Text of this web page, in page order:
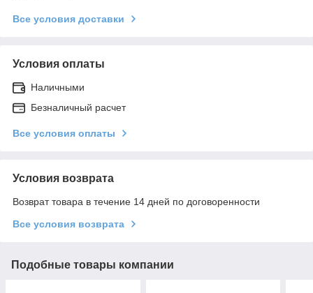
Все условия доставки
Условия оплаты
Наличными
Безналичный расчет
Все условия оплаты
Условия возврата
Возврат товара в течение 14 дней по договоренности
Все условия возврата
Подобные товары компании